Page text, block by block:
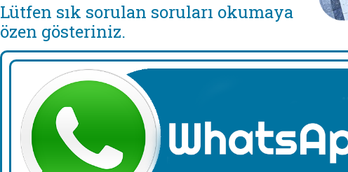
Lütfen sık sorulan soruları okumaya
özen gösteriniz.